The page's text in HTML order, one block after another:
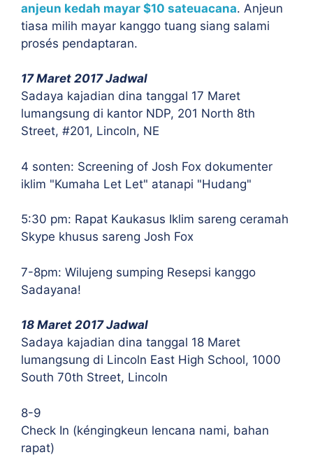
anjeun kedah mayar $10 sateuacana. Anjeun
tiasa milih mayar kanggo tuang siang salami
prosés pendaptaran.
17 Maret 2017 Jadwal
Sadaya kajadian dina tanggal 17 Maret
lumangsung di kantor NDP, 201 North 8th
Street, #201, Lincoln, NE
4 sonten: Screening of Josh Fox dokumenter
iklim "Kumaha Let Let" atanapi "Hudang"
5:30 pm: Rapat Kaukasus Iklim sareng ceramah
Skype khusus sareng Josh Fox
7-8pm: Wilujeng sumping Resepsi kanggo
Sadayana!
18 Maret 2017 Jadwal
Sadaya kajadian dina tanggal 18 Maret
lumangsung di Lincoln East High School, 1000
South 70th Street, Lincoln
8-9
Check In (kéngingkeun lencana nami, bahan
rapat)